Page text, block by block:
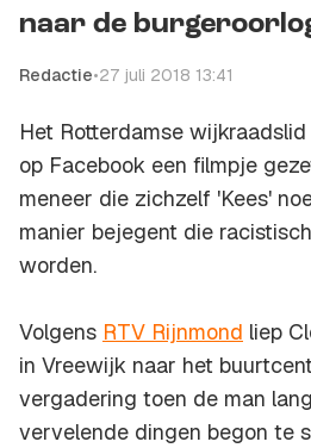
naar de
Redactie•27 juli 2018 13:41
Het Rotterdamse
op Facebook een filmpje
meneer die zichzelf 'Kees'
manier bejegent die
worden.
Volgens RTV Rijnmond liep
in Vreewijk naar het
vergadering toen de man
vervelende dingen begon te